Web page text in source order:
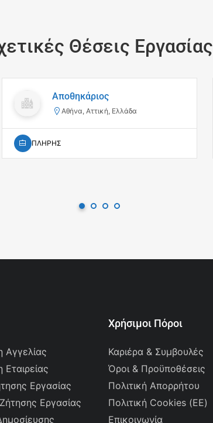
Θέσεις Εργασίας
Αποθηκάριος
Αθήνα, Αττική, Ελλάδα
ΠΛΗΡΗΣ
Αγγελίας
Εργασίας
Εργασίας
Χρήσιμοι Πόροι
Καριέρα & Συμβουλές
Όροι & Προϋποθέσεις
Πολιτική Απορρήτου
Πολιτική Cookies (ΕΕ)
Επικοινωνία